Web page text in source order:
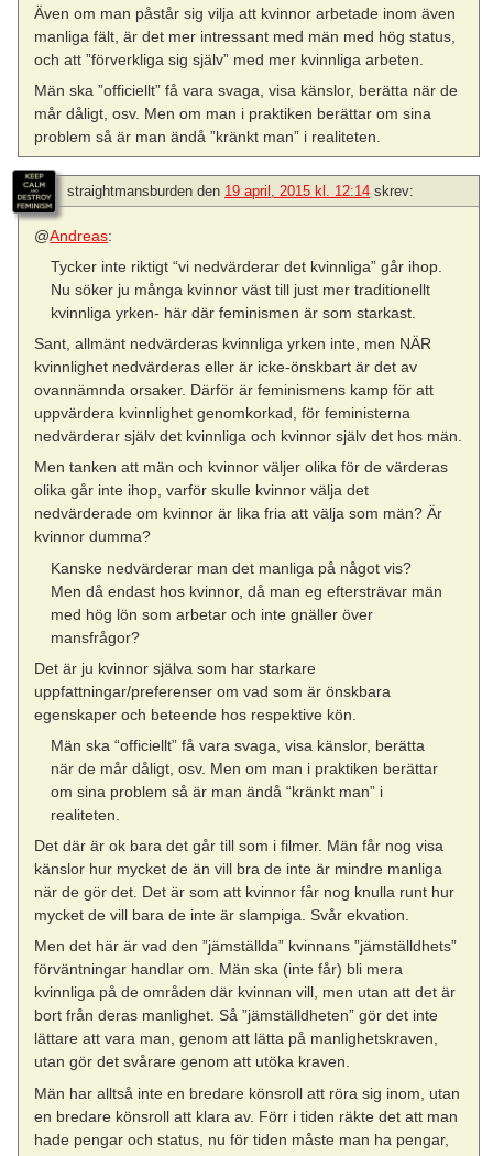
Även om man påstår sig vilja att kvinnor arbetade inom även
manliga fält, är det mer intressant med män med hög status,
och att ”förverkliga sig själv” med mer kvinnliga arbeten.
Män ska ”officiellt” få vara svaga, visa känslor, berätta när de
mår dåligt, osv. Men om man i praktiken berättar om sina
problem så är man ändå ”kränkt man” i realiteten.
straightmansburden den 19 april, 2015 kl. 12:14 skrev:
@Andreas:
Tycker inte riktigt “vi nedvärderar det kvinnliga” går ihop.
Nu söker ju många kvinnor väst till just mer traditionellt
kvinnliga yrken- här där feminismen är som starkast.
Sant, allmänt nedvärderas kvinnliga yrken inte, men NÄR
kvinnlighet nedvärderas eller är icke-önskbart är det av
ovannämnda orsaker. Därför är feminismens kamp för att
uppvärdera kvinnlighet genomkorkad, för feministerna
nedvärderar själv det kvinnliga och kvinnor själv det hos män.
Men tanken att män och kvinnor väljer olika för de värderas
olika går inte ihop, varför skulle kvinnor välja det
nedvärderade om kvinnor är lika fria att välja som män? Är
kvinnor dumma?
Kanske nedvärderar man det manliga på något vis?
Men då endast hos kvinnor, då man eg eftersträvar män
med hög lön som arbetar och inte gnäller över
mansfrågor?
Det är ju kvinnor själva som har starkare
uppfattningar/preferenser om vad som är önskbara
egenskaper och beteende hos respektive kön.
Män ska “officiellt” få vara svaga, visa känslor, berätta
när de mår dåligt, osv. Men om man i praktiken berättar
om sina problem så är man ändå “kränkt man” i
realiteten.
Det där är ok bara det går till som i filmer. Män får nog visa
känslor hur mycket de än vill bra de inte är mindre manliga
när de gör det. Det är som att kvinnor får nog knulla runt hur
mycket de vill bara de inte är slampiga. Svår ekvation.
Men det här är vad den ”jämställda” kvinnans ”jämställdhets”
förväntningar handlar om. Män ska (inte får) bli mera
kvinnliga på de områden där kvinnan vill, men utan att det är
bort från deras manlighet. Så ”jämställdheten” gör det inte
lättare att vara man, genom att lätta på manlighetskraven,
utan gör det svårare genom att utöka kraven.
Män har alltså inte en bredare könsroll att röra sig inom, utan
en bredare könsroll att klara av. Förr i tiden räkte det att man
hade pengar och status, nu för tiden måste man ha pengar,